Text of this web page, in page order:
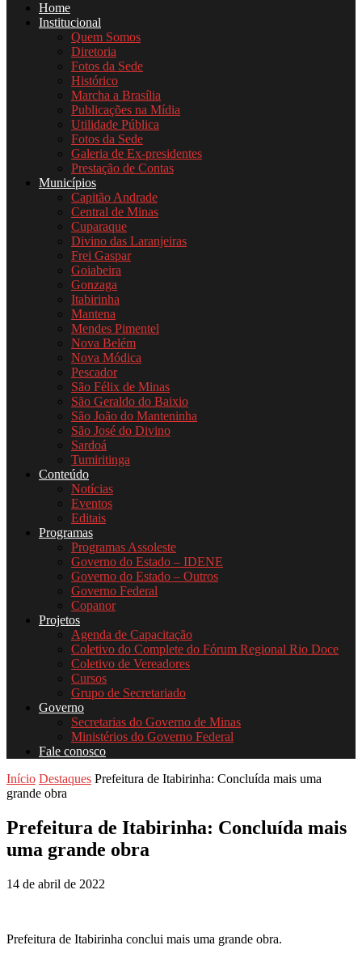
Home
Institucional
Quem Somos
Diretoria
Fotos da Sede
Histórico
Marcha a Brasília
Publicações na Mídia
Utilidade Pública
Fotos da Sede
Galeria de Ex-presidentes
Prestação de Contas
Municípios
Capitão Andrade
Central de Minas
Cuparaque
Divino das Laranjeiras
Frei Gaspar
Goiabeira
Gonzaga
Itabirinha
Mantena
Mendes Pimentel
Nova Belém
Nova Módica
Pescador
São Félix de Minas
São Geraldo do Baixio
São João do Manteninha
São José do Divino
Sardoá
Tumiritinga
Conteúdo
Notícias
Eventos
Editais
Programas
Programas Assoleste
Governo do Estado – IDENE
Governo do Estado – Outros
Governo Federal
Copanor
Projetos
Agenda de Capacitação
Coletivo do Complete do Fórum Regional Rio Doce
Coletivo de Vereadores
Cursos
Grupo de Secretariado
Governo
Secretarias do Governo de Minas
Ministérios do Governo Federal
Fale conosco
Início Destaques Prefeitura de Itabirinha: Concluída mais uma
grande obra
Prefeitura de Itabirinha: Concluída mais
uma grande obra
14 de abril de 2022
Prefeitura de Itabirinha conclui mais uma grande obra.